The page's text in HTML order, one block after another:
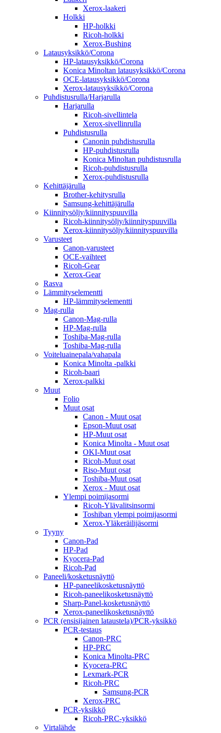
Xerox-laakeri
Holkki
HP-holkki
Ricoh-holkki
Xerox-Bushing
Latausyksikkö/Corona
HP-latausyksikkö/Corona
Konica Minoltan latausyksikkö/Corona
OCE-latausyksikkö/Corona
Xerox-latausyksikkö/Corona
Puhdistusrulla/Harjarulla
Harjarulla
Ricoh-sivellintela
Xerox-sivellinrulla
Puhdistusrulla
Canonin puhdistusrulla
HP-puhdistusrulla
Konica Minoltan puhdistusrulla
Ricoh-puhdistusrulla
Xerox-puhdistusrulla
Kehittäjärulla
Brother-kehitysrulla
Samsung-kehittäjärulla
Kiinnitysöljy/kiinnityspuuvilla
Ricoh-kiinnitysöljy/kiinnityspuuvilla
Xerox-kiinnitysöljy/kiinnityspuuvilla
Varusteet
Canon-varusteet
OCE-vaihteet
Ricoh-Gear
Xerox-Gear
Rasva
Lämmityselementti
HP-lämmityselementti
Mag-rulla
Canon-Mag-rulla
HP-Mag-rulla
Toshiba-Mag-rulla
Toshiba-Mag-rulla
Voiteluainepala/vahapala
Konica Minolta -palkki
Ricoh-baari
Xerox-palkki
Muut
Folio
Muut osat
Canon - Muut osat
Epson-Muut osat
HP-Muut osat
Konica Minolta - Muut osat
OKI-Muut osat
Ricoh-Muut osat
Riso-Muut osat
Toshiba-Muut osat
Xerox - Muut osat
Ylempi poimijasormi
Ricoh-Ylävalitsinsormi
Toshiban ylempi poimijasormi
Xerox-Yläkeräilijäsormi
Tyyny
Canon-Pad
HP-Pad
Kyocera-Pad
Ricoh-Pad
Paneeli/kosketusnäyttö
HP-paneelikosketusnäyttö
Ricoh-paneelikosketusnäyttö
Sharp-Panel-kosketusnäyttö
Xerox-paneelikosketusnäyttö
PCR (ensisijainen lataustela)/PCR-yksikkö
PCR-testaus
Canon-PRC
HP-PRC
Konica Minolta-PRC
Kyocera-PRC
Lexmark-PCR
Ricoh-PRC
Samsung-PCR
Xerox-PRC
PCR-yksikkö
Ricoh-PRC-yksikkö
Virtalähde